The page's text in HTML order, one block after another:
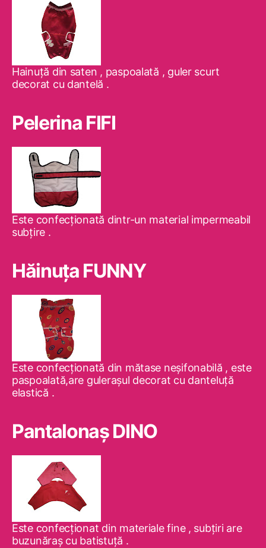
Hainuţă din saten , paspoalată , guler scurt
decorat cu dantelă .
Pelerina FIFI
Este confecţionată dintr-un material impermeabil
subţire .
Hăinuţa FUNNY
Este confecţionată din mătase neşifonabilă , este
paspoalată,are guleraşul decorat cu danteluţă
elastică .
Pantalonaş DINO
Este confecţionat din materiale fine , subţiri are
buzunăraş cu batistuţă .